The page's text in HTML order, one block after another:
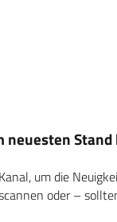
Stand
um die
oder –